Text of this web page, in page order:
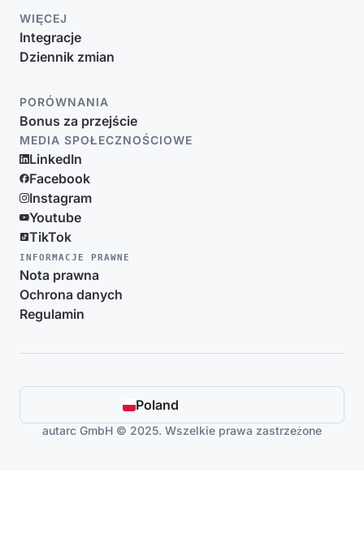
WIĘCEJ
Integracje
Dziennik zmian
PORÓWNANIA
Bonus za przejście
MEDIA SPOŁECZNOŚCIOWE
LinkedIn
Facebook
Instagram
Youtube
TikTok
INFORMACJE PRAWNE
Nota prawna
Ochrona danych
Regulamin
Poland
autarc GmbH © 2025. Wszelkie prawa zastrzeżone